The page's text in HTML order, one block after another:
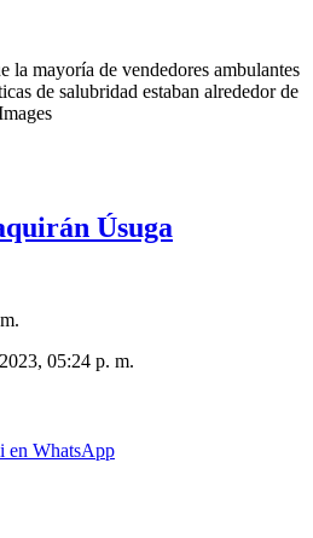
la mayoría de vendedores ambulantes
de salubridad estaban alrededor de
Úsuga
05:24 p. m.
en WhatsApp